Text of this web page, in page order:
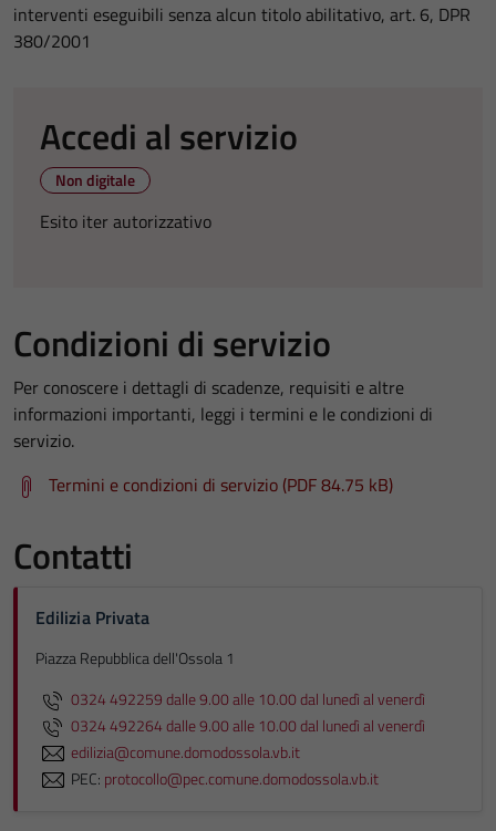
interventi eseguibili senza alcun titolo abilitativo, art. 6, DPR
380/2001
Accedi al servizio
Non digitale
Esito iter autorizzativo
Condizioni di servizio
Per conoscere i dettagli di scadenze, requisiti e altre
informazioni importanti, leggi i termini e le condizioni di
servizio.
Termini e condizioni di servizio (PDF 84.75 kB)
Contatti
Edilizia Privata
Piazza Repubblica dell'Ossola 1
0324 492259 dalle 9.00 alle 10.00 dal lunedì al venerdì
0324 492264 dalle 9.00 alle 10.00 dal lunedì al venerdì
edilizia@comune.domodossola.vb.it
PEC: protocollo@pec.comune.domodossola.vb.it